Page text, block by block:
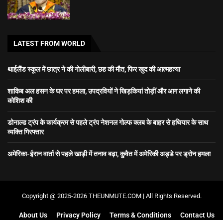
LATEST FROM WORLD
थाईलैंड स्कूल में छात्र ने की गोलीबारी, छह की मौत, फिर खुद की आत्महत्या
शाकिब अल हसन के घर पर हमला, उपद्रवियों ने खिड़कियां तोड़ीं और आग लगाने की
कोशिश की
डोनाल्ड ट्रंप के कार्यक्रम से पहले ट्रंप नेशनल गोल्फ क्लब के बाहर से हथियार के साथ
व्यक्ति गिरफ्तार
अमेरिका-ईरान वार्ता से पहले खाड़ी में तनाव बढ़ा, कुवैत में अमेरिकी अड्डे पर ड्रोन हमला
Copyright @ 2025-2026 THEUNMUTE.COM | All Rights Reserved.
About Us Privacy Policy Terms & Conditions Contact Us